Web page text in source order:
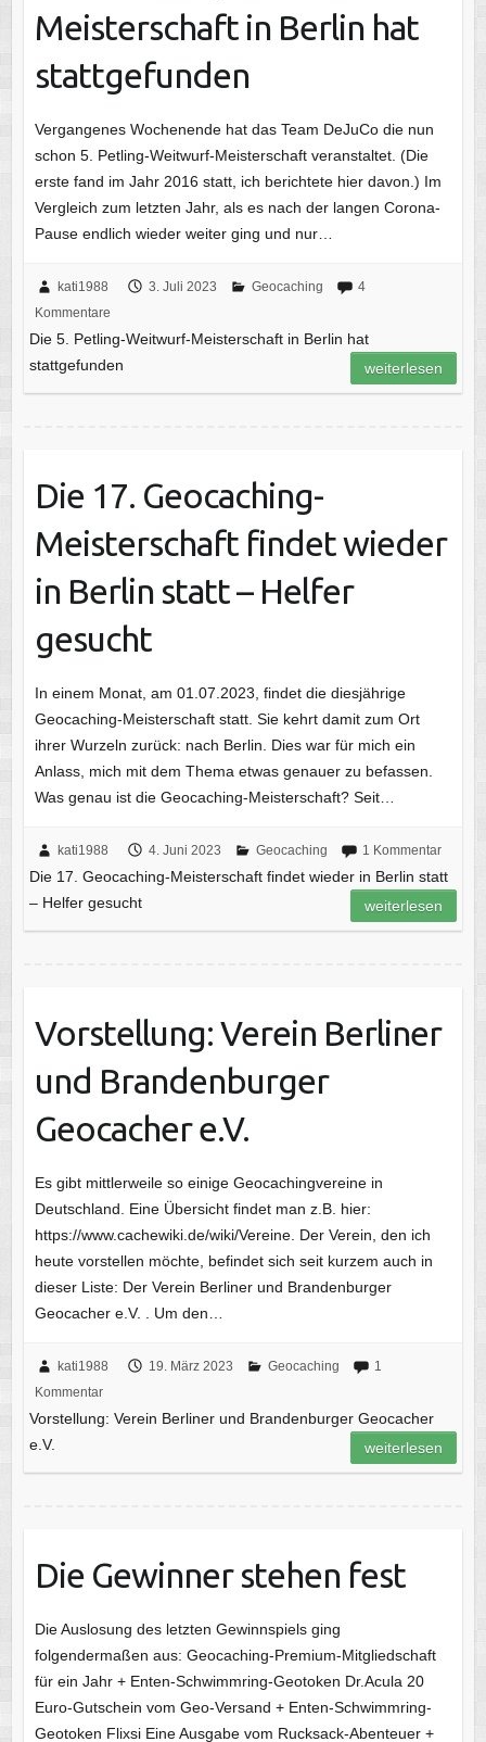
Meisterschaft in Berlin hat
stattgefunden
Vergangenes Wochenende hat das Team DeJuCo die nun
schon 5. Petling-Weitwurf-Meisterschaft veranstaltet. (Die
erste fand im Jahr 2016 statt, ich berichtete hier davon.) Im
Vergleich zum letzten Jahr, als es nach der langen Corona-
Pause endlich wieder weiter ging und nur…
kati1988 3. Juli 2023 Geocaching
4
Kommentare
Die 5. Petling-Weitwurf-Meisterschaft in Berlin hat
stattgefunden
weiterlesen
Die 17. Geocaching-
Meisterschaft findet wieder
in Berlin statt – Helfer
gesucht
In einem Monat, am 01.07.2023, findet die diesjährige
Geocaching-Meisterschaft statt. Sie kehrt damit zum Ort
ihrer Wurzeln zurück: nach Berlin. Dies war für mich ein
Anlass, mich mit dem Thema etwas genauer zu befassen.
Was genau ist die Geocaching-Meisterschaft? Seit…
kati1988 4. Juni 2023 Geocaching 1 Kommentar
Die 17. Geocaching-Meisterschaft findet wieder in Berlin statt
– Helfer gesucht
weiterlesen
Vorstellung: Verein Berliner
und Brandenburger
Geocacher e.V.
Es gibt mittlerweile so einige Geocachingvereine in
Deutschland. Eine Übersicht findet man z.B. hier:
https://www.cachewiki.de/wiki/Vereine. Der Verein, den ich
heute vorstellen möchte, befindet sich seit kurzem auch in
dieser Liste: Der Verein Berliner und Brandenburger
Geocacher e.V. . Um den…
kati1988 19. März 2023 Geocaching
1
Kommentar
Vorstellung: Verein Berliner und Brandenburger Geocacher
e.V.
weiterlesen
Die Gewinner stehen fest
Die Auslosung des letzten Gewinnspiels ging
folgendermaßen aus: Geocaching-Premium-Mitgliedschaft
für ein Jahr + Enten-Schwimmring-Geotoken Dr.Acula 20
Euro-Gutschein vom Geo-Versand + Enten-Schwimmring-
Geotoken Flixsi Eine Ausgabe vom Rucksack-Abenteuer +